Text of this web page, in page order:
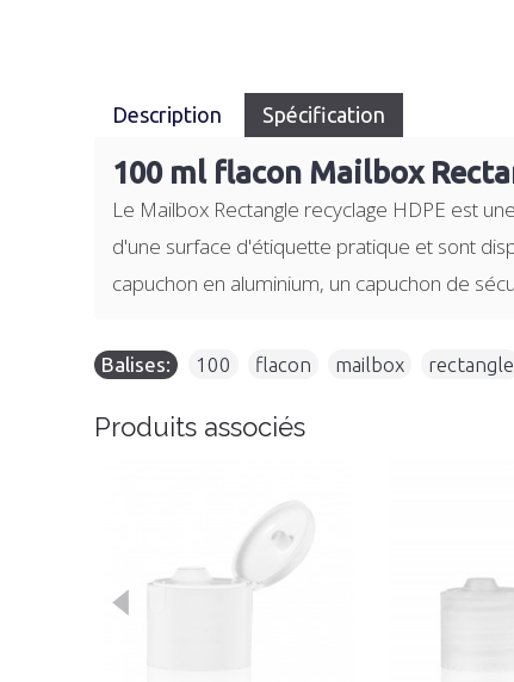
Description Spécification
100 ml flacon Mailbox
Le Mailbox Rectangle recyclage HDPE est
d'une surface d'étiquette pratique et sont
capuchon en aluminium, un capuchon de
Balises: 100 flacon mailbox rectangle
Produits associés